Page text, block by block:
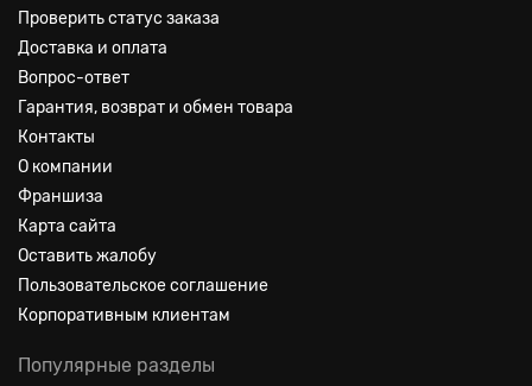
Проверить статус заказа
Доставка и оплата
Вопрос-ответ
Гарантия, возврат и обмен товара
Контакты
О компании
Франшиза
Карта сайта
Оставить жалобу
Пользовательское соглашение
Корпоративным клиентам
Популярные разделы